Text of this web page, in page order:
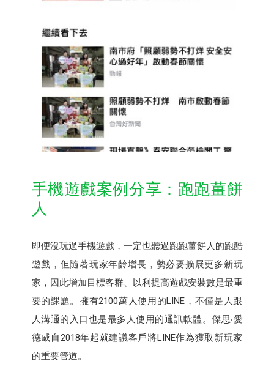
手機遊戲案例分享：跑跑薑餅
人
即便沒玩過手機遊戲，一定也聽過跑跑薑餅人的跑酷
遊戲，但隨著玩家年齡增長，勢必要擴展更多新玩
家，因此增加目標客群、以利提高遊戲安裝數是最重
要的課題。擁有2100萬人使用的LINE，不僅是人跟
人溝通的入口也是最多人使用的通訊軟體。傑思‧愛
德威自2018年起就建議客戶將LINE作為獲取新玩家
的重要管道。